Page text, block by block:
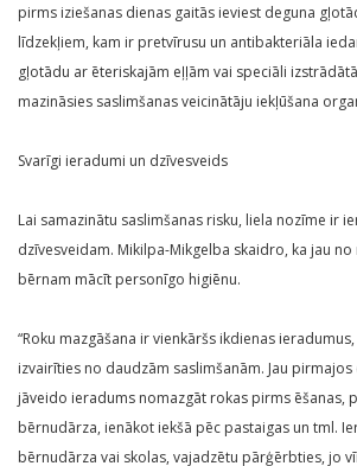
pirms iziešanas dienas gaitās ieviest deguna
līdzekļiem, kam ir pretvīrusu un antibakteriāla
gļotādu ar ēteriskajām eļļām vai speciāli
mazināsies saslimšanas veicinātāju iekļūšana
Svarīgi ieradumi un dzīvesveids
Lai samazinātu saslimšanas risku, liela nozīme ir
dzīvesveidam. Mikilpa-Mikgelba skaidro, ka jau
bērnam mācīt personīgo higiēnu.
“Roku mazgāšana ir vienkāršs ikdienas
izvairīties no daudzām saslimšanām. Jau
jāveido ieradums nomazgāt rokas pirms ēšanas,
bērnudārza, ienākot iekšā pēc pastaigas un tml.
bērnudārza vai skolas, vajadzētu pārģērbties, jo